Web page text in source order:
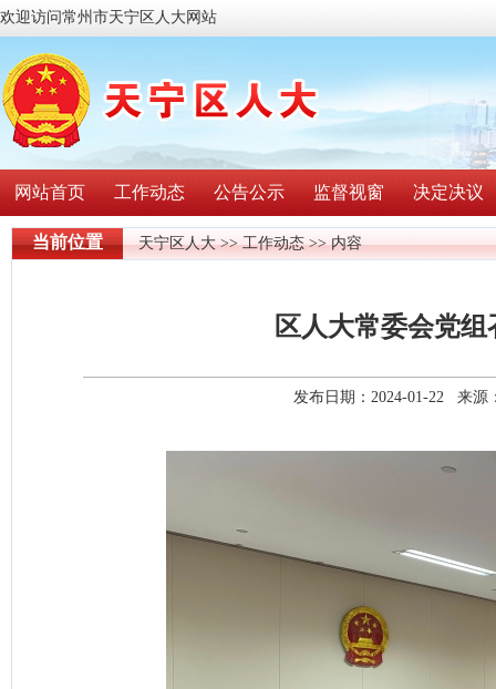
欢迎访问常州市天宁区人大网站
网站首页 工作动态 公告公示 监督视窗 决定决议
当前位置 天宁区人大>>工作动态>> 内容
区人大常委会党
发布日期：2024-01-22 来源